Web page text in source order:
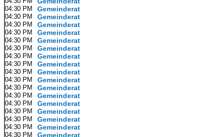
04:30 PM Gemeinderat
04:30 PM Gemeinderat
04:30 PM Gemeinderat
04:30 PM Gemeinderat
04:30 PM Gemeinderat
04:30 PM Gemeinderat
04:30 PM Gemeinderat
04:30 PM Gemeinderat
04:30 PM Gemeinderat
04:30 PM Gemeinderat
04:30 PM Gemeinderat
04:30 PM Gemeinderat
04:30 PM Gemeinderat
04:30 PM Gemeinderat
04:30 PM Gemeinderat
04:30 PM Gemeinderat
04:30 PM Gemeinderat